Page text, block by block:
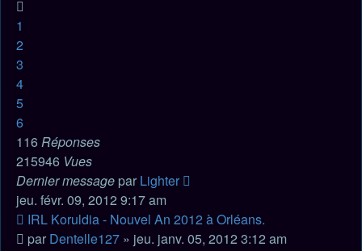
1
2
3
4
5
6
116Réponses
215946 Vues
Dernier message par Lighter
jeu. févr. 09, 2012 9:17 am
IRL Koruldia - Nouvel An 2012 à Orléans.
par Dentelle127 » jeu. janv. 05, 2012 3:12 am